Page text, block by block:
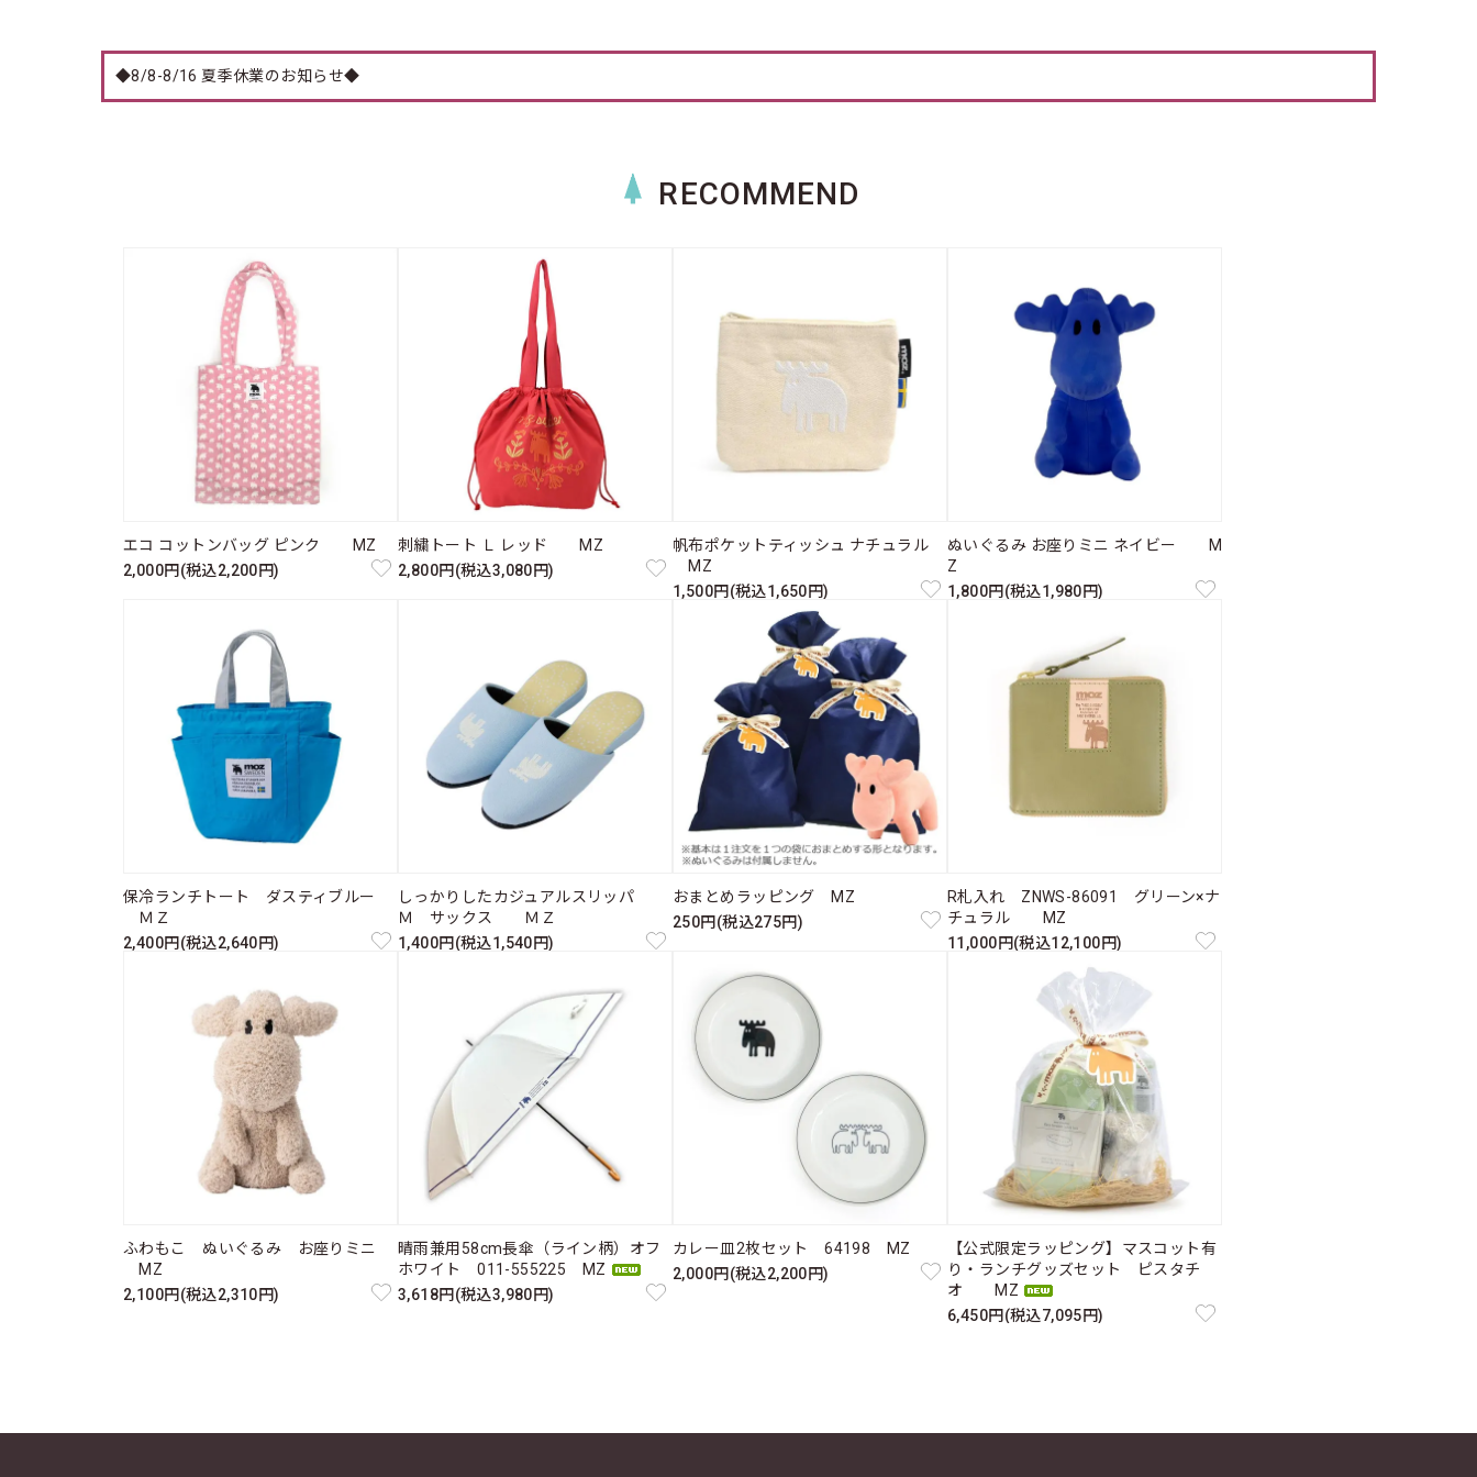
◆8/8-8/16 夏季休業のお知らせ◆
RECOMMEND
エコ コットンバッグ ピンク MZ
2,000円(税込2,200円)
刺繍トート Ｌ レッド MZ
2,800円(税込3,080円)
帆布ポケットティッシュ ナチュラル
MZ
1,500円(税込1,650円)
ぬいぐるみ お座りミニ ネイビー M
Z
1,800円(税込1,980円)
保冷ランチトート ダスティブルー
ＭＺ
2,400円(税込2,640円)
しっかりしたカジュアルスリッパ
Ｍ サックス ＭＺ
1,400円(税込1,540円)
おまとめラッピング MZ
250円(税込275円)
R札入れ ZNWS-86091 グリーン×ナ
チュラル MZ
11,000円(税込12,100円)
ふわもこ ぬいぐるみ お座りミニ
MZ
2,100円(税込2,310円)
晴雨兼用58cm長傘（ライン柄）オフ
ホワイト 011-555225 MZ
3,618円(税込3,980円)
カレー皿2枚セット 64198 MZ
2,000円(税込2,200円)
【公式限定ラッピング】マスコット有
り・ランチグッズセット ピスタチ
オ MZ
6,450円(税込7,095円)